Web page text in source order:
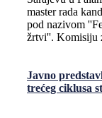
master rada
pod nazivom
žrtvi''. Komisiju
Javno
trećeg ciklusa